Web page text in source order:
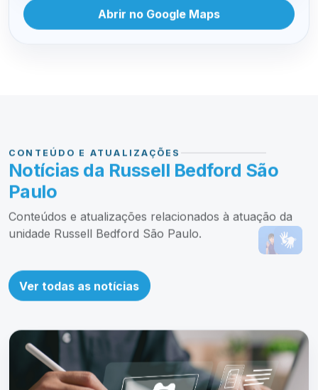
Abrir no Google Maps
CONTEÚDO E ATUALIZAÇÕES
Notícias da Russell Bedford São
Paulo
Conteúdos e atualizações relacionados à atuação da
unidade Russell Bedford São Paulo.
Ver todas as notícias